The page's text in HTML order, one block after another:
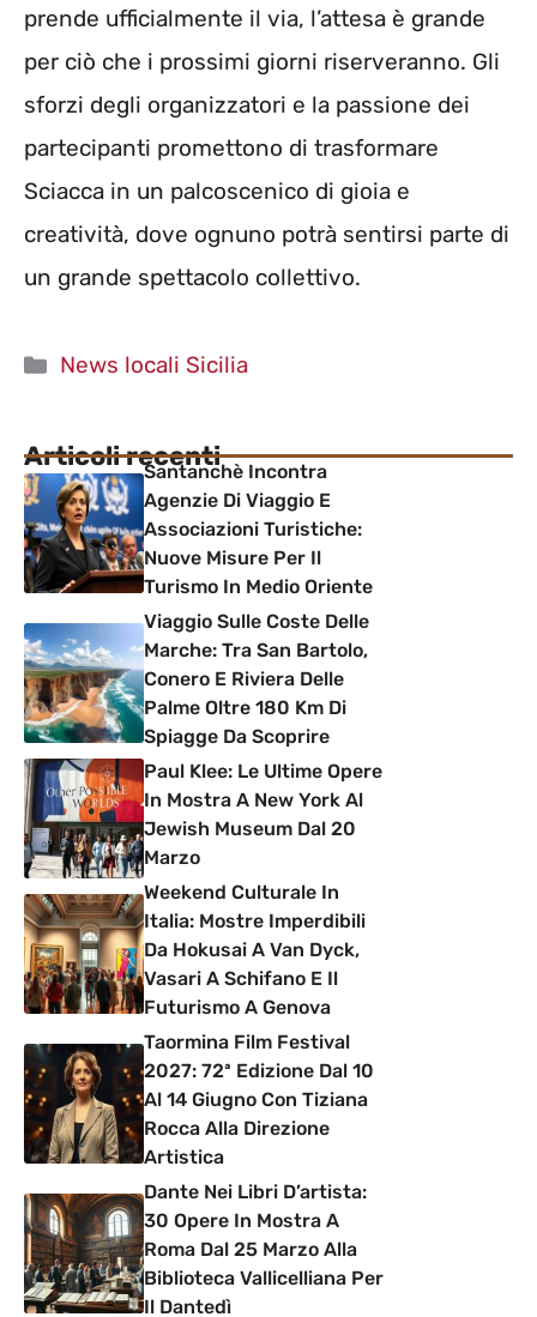
prende ufficialmente il via, l’attesa è grande
per ciò che i prossimi giorni riserveranno. Gli
sforzi degli organizzatori e la passione dei
partecipanti promettono di trasformare
Sciacca in un palcoscenico di gioia e
creatività, dove ognuno potrà sentirsi parte di
un grande spettacolo collettivo.
Categorie
News locali Sicilia
Articoli recentiSantanchè Incontra
Agenzie Di Viaggio E
Associazioni Turistiche:
Nuove Misure Per Il
Turismo In Medio Oriente
Viaggio Sulle Coste Delle
Marche: Tra San Bartolo,
Conero E Riviera Delle
Palme Oltre 180 Km Di
Spiagge Da Scoprire
Paul Klee: Le Ultime Opere
In Mostra A New York Al
Jewish Museum Dal 20
Marzo
Weekend Culturale In
Italia: Mostre Imperdibili
Da Hokusai A Van Dyck,
Vasari A Schifano E Il
Futurismo A Genova
Taormina Film Festival
2027: 72ª Edizione Dal 10
Al 14 Giugno Con Tiziana
Rocca Alla Direzione
Artistica
Dante Nei Libri D’artista:
30 Opere In Mostra A
Roma Dal 25 Marzo Alla
Biblioteca Vallicelliana Per
Il Dantedì